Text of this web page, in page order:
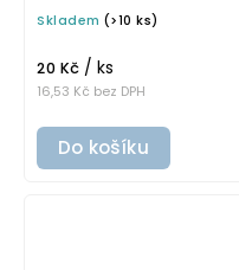
samolepka na
Skladem (>10 ks)
16,53 Kč bez DPH
20 Kč / ks
Do košíku